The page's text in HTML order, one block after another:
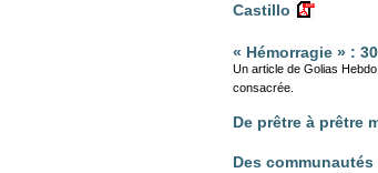
Castillo
« Hémorragie » :
Un article de Golias
consacrée.
De prêtre à prêtre
Des